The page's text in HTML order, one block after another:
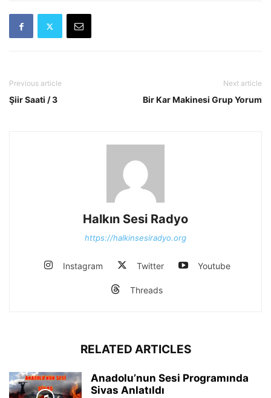
Previous article
Şiir Saati / 3
Next article
Bir Kar Makinesi Grup Yorum
Halkın Sesi Radyo
https://halkinsesiradyo.org
Instagram Twitter Youtube
Threads
RELATED ARTICLES
Anadolu’nun Sesi Programında
Sivas Anlatıldı